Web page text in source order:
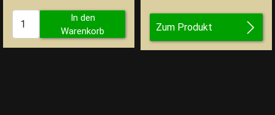
In den
Warenkorb
Zum Produkt